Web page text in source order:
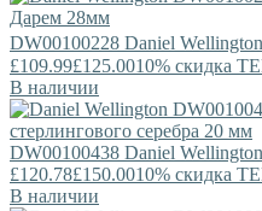
DW00100228 Daniel Wellington
£109.99£125.0010% скидка
В наличии
DW00100438 Daniel Wellington
£120.78£150.0010% скидка
В наличии